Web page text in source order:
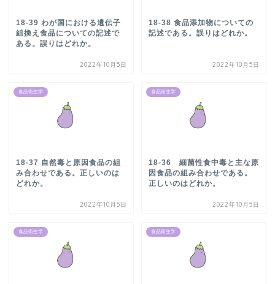
18-39 わが国における遺伝子
組換え食品についての記述で
ある。誤りはどれか。
2022年10月5日
18-38 食品添加物についての
記述である。誤りはどれか。
2022年10月5日
食品衛生学
18-37 自然毒と原因食品の組
み合わせである。正しいのは
どれか。
2022年10月5日
食品衛生学
18-36 細菌性食中毒と主な原
因食品の組み合わせである。
正しいのはどれか。
2022年10月5日
食品衛生学 食品衛生学